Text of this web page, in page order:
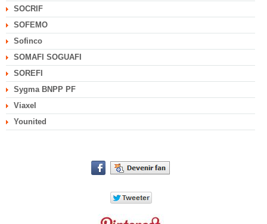
SOCRIF
SOFEMO
Sofinco
SOMAFI SOGUAFI
SOREFI
Sygma BNPP PF
Viaxel
Younited